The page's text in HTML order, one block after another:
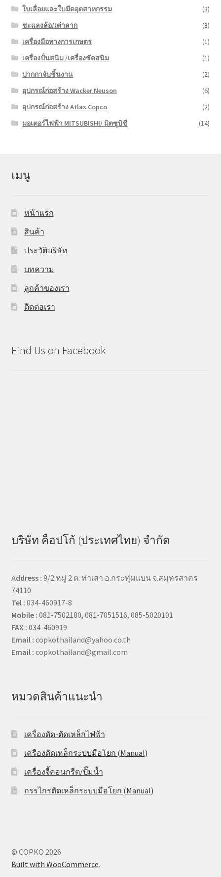
ใบเลื่อยและใบมีดอุตสาหกรรม
(3)
ชะแลงล้อ/เต่าลาก
(3)
เครื่องมือทางการเกษตร
(1)
เครื่องปั่นสนิม /เครื่องขัดสนิม
(1)
ปากกาจับชิ้นงาน
(2)
อุปกรณ์ก่อสร้าง Wacker Neuson
(6)
อุปกรณ์ก่อสร้าง Atlas Copco
(2)
มอเตอร์ไฟฟ้า MITSUBISHI/ มิตซูบิชี
(14)
เมนู
หน้าแรก
สินค้า
ประวัติบริษัท
บทความ
ลูกค้าของเรา
ติดต่อเรา
Find Us on Facebook
บริษัท ค็อปโก้ (ประเทศไทย) จำกัด
Address : 9/2 หมู่ 2 ต. ท่าเสา อ.กระทุ่มแบน จ.สมุทรสาคร
74110
Tel : 034-460917-8
Mobile : 081-7502180, 081-7051516, 085-5020101
FAX : 034-460919
Email : copkothailand@yahoo.co.th
Email : copkothailand@gmail.com
หมวดสินค้าแนะนำ
เครื่องดัด-ตัดเหล็กไฟฟ้า
เครืองดัดเหล็กระบบมือโยก (Manual)
เครื่องจี้คอนกรีต/ปั๊มน้ำ
กรรไกรตัดเหล็กระบบมือโยก (Manual)
© COPKO 2026
Built with WooCommerce.